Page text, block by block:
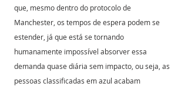
que, mesmo dentro do protocolo de
Manchester, os tempos de espera podem se
estender, já que está se tornando
humanamente impossível absorver essa
demanda quase diária sem impacto, ou seja, as
pessoas classificadas em azul acabam